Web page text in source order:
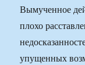
Вымученное
плохо
упущенных